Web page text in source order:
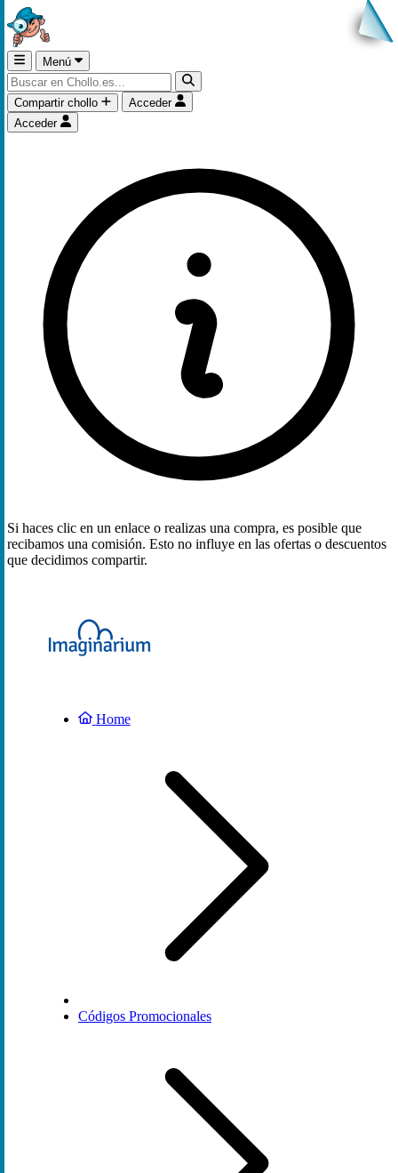
Menú
Compartir chollo
Acceder
Acceder
Si haces clic en un enlace o realizas una compra, es posible que
recibamos una comisión. Esto no influye en las ofertas o descuentos
que decidimos compartir.
Home
Códigos Promocionales